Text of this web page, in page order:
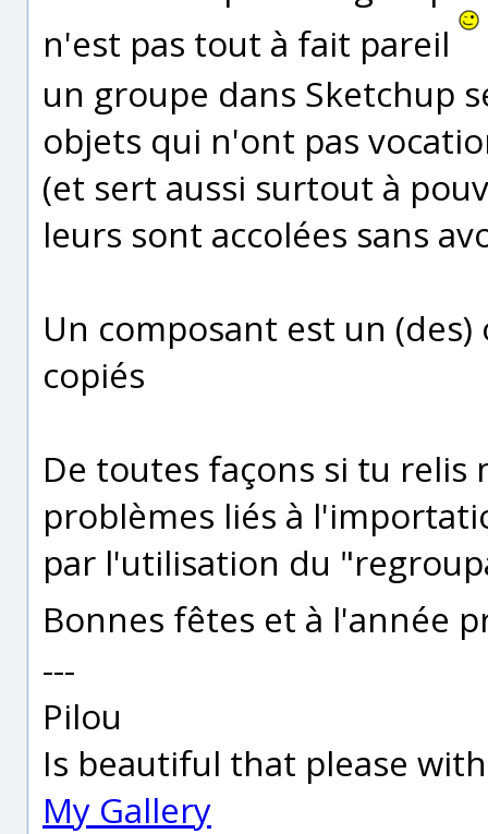
n'est pas tout à fait pareil
un groupe dans Sketchup
objets qui n'ont pas
(et sert aussi surtout à
leurs sont accolées sans
Un composant est un
copiés
De toutes façons si tu relis
problèmes liés à
par l'utilisation du
Bonnes fêtes et à l'année
---
Pilou
Is beautiful that please
My Gallery